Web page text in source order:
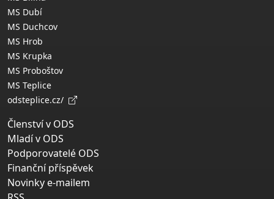
MS Dubí
MS Duchcov
MS Hrob
MS Krupka
MS Proboštov
MS Teplice
odsteplice.cz/
Členství v ODS
Mladí v ODS
Podporovatelé ODS
Finanční příspěvek
Novinky e-mailem